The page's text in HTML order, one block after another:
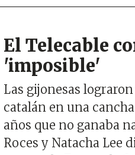
El Telecable
'imposible'
Las gijonesas
catalán en una
años que no ganaba
Roces y Natacha Lee